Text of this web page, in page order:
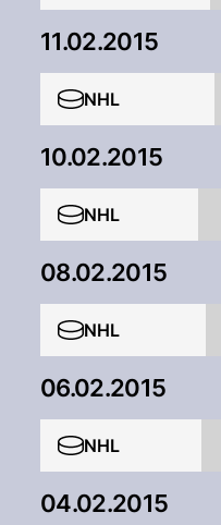
11.02.2015
NHL
10.02.2015
NHL
08.02.2015
NHL
06.02.2015
NHL
04.02.2015